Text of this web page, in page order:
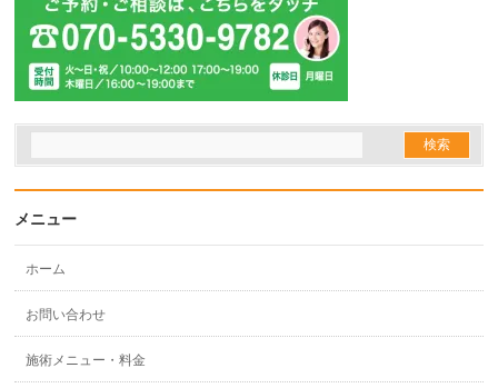
メニュー
ホーム
お問い合わせ
施術メニュー・料金